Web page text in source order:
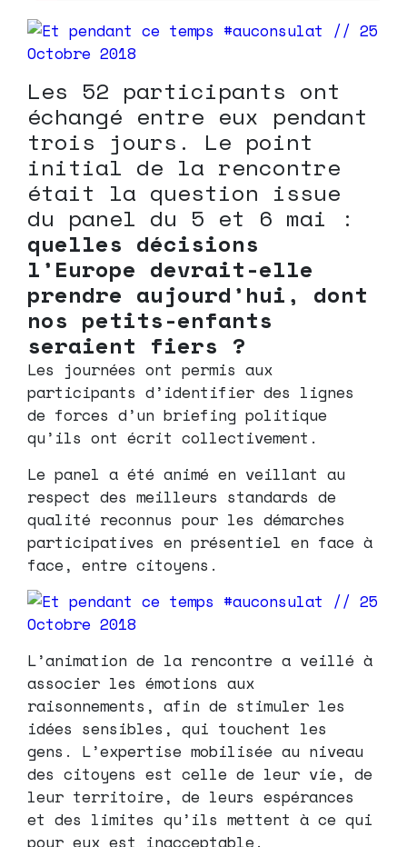
Les 52 participants ont
échangé entre eux pendant
trois jours. Le point
initial de la rencontre
était la question issue
du panel du 5 et 6 mai :
quelles décisions
l’Europe devrait-elle
prendre aujourd’hui, dont
nos petits-enfants
seraient fiers ?
Les journées ont permis aux
participants d’identifier des lignes
de forces d’un briefing politique
qu’ils ont écrit collectivement.
Le panel a été animé en veillant au
respect des meilleurs standards de
qualité reconnus pour les démarches
participatives en présentiel en face à
face, entre citoyens.
L’animation de la rencontre a veillé à
associer les émotions aux
raisonnements, afin de stimuler les
idées sensibles, qui touchent les
gens. L’expertise mobilisée au niveau
des citoyens est celle de leur vie, de
leur territoire, de leurs espérances
et des limites qu’ils mettent à ce qui
pour eux est inacceptable.